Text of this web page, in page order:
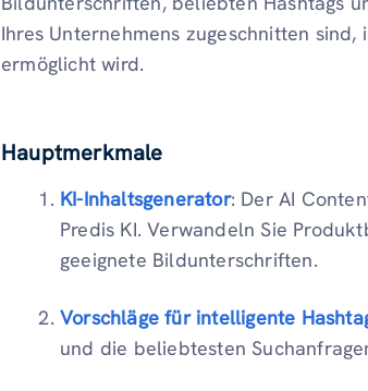
Ihres Unternehmens zugeschnitten
ermöglicht wird.
Hauptmerkmale
KI-Inhaltsgenerator: Der AI
Predis KI. Verwandeln Sie
geeignete Bildunterschriften.
Vorschläge für intelligente
und die beliebtesten